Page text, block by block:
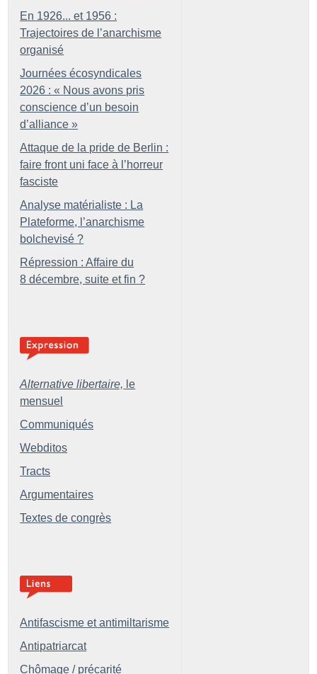
En 1926... et 1956 :
Trajectoires de l’anarchisme
organisé
Journées écosyndicales
2026 : « Nous avons pris
conscience d’un besoin
d’alliance »
Attaque de la pride de Berlin :
faire front uni face à l’horreur
fasciste
Analyse matérialiste : La
Plateforme, l’anarchisme
bolchevisé ?
Répression : Affaire du
8 décembre, suite et fin ?
Alternative libertaire, le
mensuel
Communiqués
Webditos
Tracts
Argumentaires
Textes de congrès
Antifascisme et antimiltarisme
Antipatriarcat
Chômage / précarité